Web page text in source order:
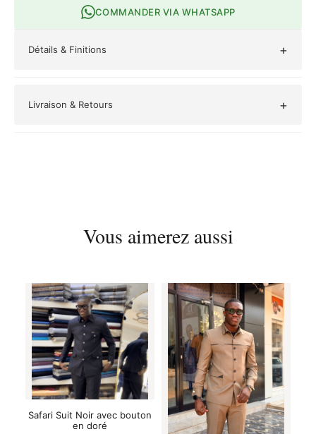
COMMANDER VIA WHATSAPP
Détails & Finitions +
Ramadan
Livraison & Retours +
Vous aimerez aussi
Safari Suit Noir avec bouton
en doré